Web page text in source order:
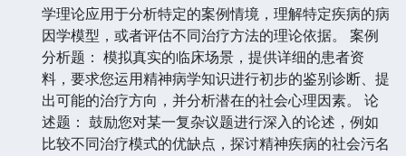
学理论应用于分析特定的案例情境，理解特定疾病的病
因学模型，或者评估不同治疗方法的理论依据。 案例
分析题： 模拟真实的临床场景，提供详细的患者资
料，要求您运用精神病学知识进行初步的鉴别诊断、提
出可能的治疗方向，并分析潜在的社会心理因素。 论
述题： 鼓励您对某一复杂议题进行深入的论述，例如
比较不同治疗模式的优缺点，探讨精神疾病的社会污名